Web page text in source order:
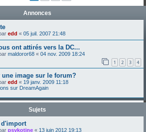
c
r
Annonces
edd « 05 juil. 2007 21:48
ont attirés vers la DC...
maldoror68 « 04 nov. 2009 18:24
1 2 3 4
une image sur le forum?
edd « 19 janv. 2009 11:18
sur DreamAgain
Sujets
d'import
psykotine « 13 juin 2012 19:13